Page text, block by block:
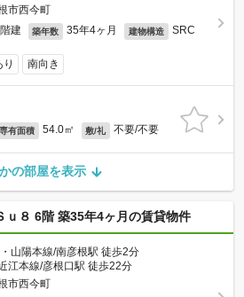
市西今町
建 築年数 35年4ヶ月 建物構造 SRC
南向き
専有面積 54.0㎡ 敷/礼 不要/不要
の部屋を表示
ｕ８ 6階 築35年4ヶ月の賃貸物件
山陽本線/南彦根駅 徒歩2分
江本線/彦根口駅 徒歩22分
市西今町